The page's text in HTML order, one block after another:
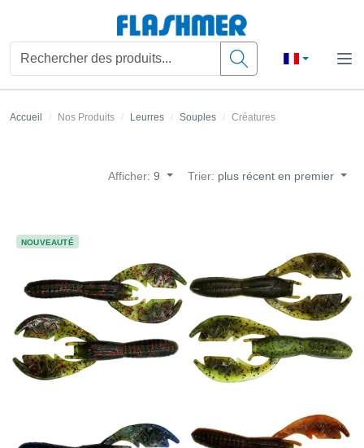
Accueil Nos Produits Leurres Souples Créatures
Afficher:9 Trier: plus récent en premier
NOUVEAUTÉ